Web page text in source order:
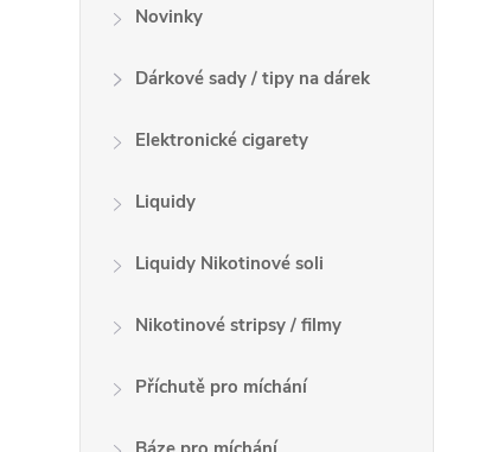
Novinky
Dárkové sady / tipy na dárek
Elektronické cigarety
Liquidy
Liquidy Nikotinové soli
Nikotinové stripsy / filmy
Příchutě pro míchání